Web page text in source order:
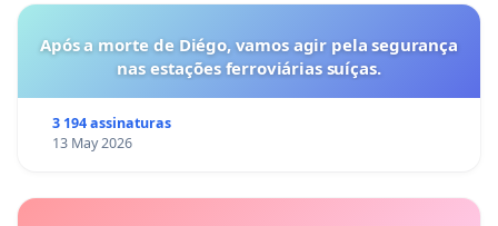
Após a morte de Diégo, vamos agir pela segurança
nas estações ferroviárias suíças.
3 194 assinaturas
13 May 2026